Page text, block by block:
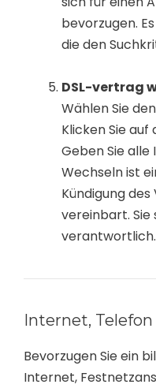
bevorzugen.
die den
DSL-vertrag
Wählen Sie
Klicken Sie
Geben Sie
Wechseln ist
Kündigung
vereinbart. Sie
verantwortlich.
Internet,
Bevorzugen Sie ein
Internet,